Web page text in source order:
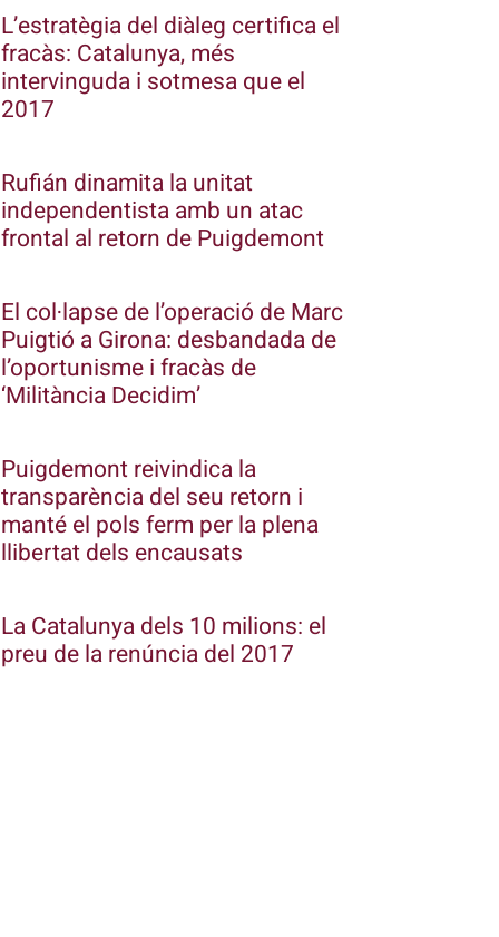
L’estratègia del diàleg certifica el
fracàs: Catalunya, més
intervinguda i sotmesa que el
2017
Rufián dinamita la unitat
independentista amb un atac
frontal al retorn de Puigdemont
El col·lapse de l’operació de Marc
Puigtió a Girona: desbandada de
l’oportunisme i fracàs de
‘Militància Decidim’
Puigdemont reivindica la
transparència del seu retorn i
manté el pols ferm per la plena
llibertat dels encausats
La Catalunya dels 10 milions: el
preu de la renúncia del 2017